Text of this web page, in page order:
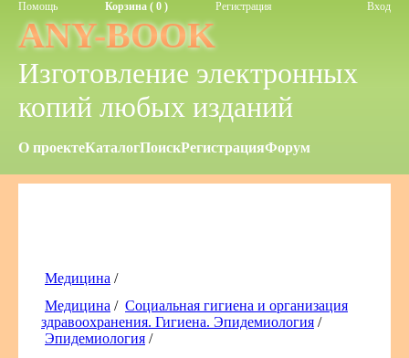
Помощь Корзина ( 0 ) Регистрация Вход
ANY-BOOK
Изготовление электронных
копий любых изданий
О проектеКаталогПоискРегистрацияФорум
Медицина /
Медицина / Социальная гигиена и организация
здравоохранения. Гигиена. Эпидемиология /
Эпидемиология /